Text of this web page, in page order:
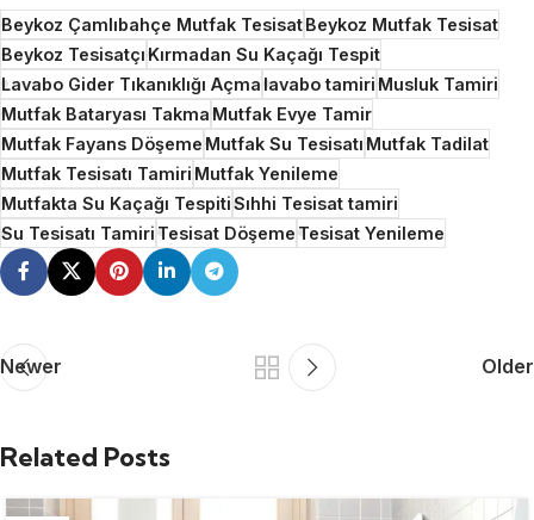
Beykoz Çamlıbahçe Mutfak TesisatBeykoz Mutfak Tesisat
Beykoz TesisatçıKırmadan Su Kaçağı Tespit
Lavabo Gider Tıkanıklığı Açmalavabo tamiriMusluk Tamiri
Mutfak Bataryası TakmaMutfak Evye Tamir
Mutfak Fayans DöşemeMutfak Su TesisatıMutfak Tadilat
Mutfak Tesisatı TamiriMutfak Yenileme
Mutfakta Su Kaçağı TespitiSıhhi Tesisat tamiri
Su Tesisatı TamiriTesisat DöşemeTesisat Yenileme
Newer Older
Related Posts